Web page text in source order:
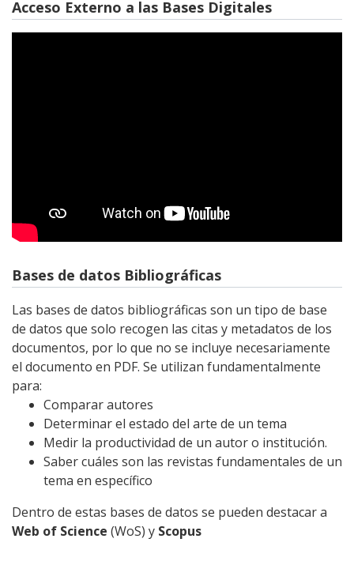
Acceso Externo a las Bases Digitales
Bases de datos Bibliográficas
Las bases de datos bibliográficas son un tipo de base
de datos que solo recogen las citas y metadatos de los
documentos, por lo que no se incluye necesariamente
el documento en PDF. Se utilizan fundamentalmente
para:
Comparar autores
Determinar el estado del arte de un tema
Medir la productividad de un autor o institución.
Saber cuáles son las revistas fundamentales de un
tema en específico
Dentro de estas bases de datos se pueden destacar a
Web of Science (WoS) y Scopus